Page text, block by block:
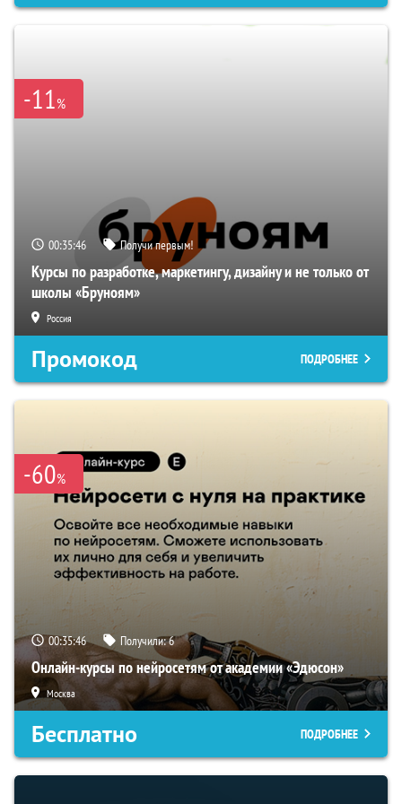
-11%
00:35:45 Получи первым!
Курсы по разработке, маркетингу, дизайну и не только от
школы «Бруноям»
Россия
Промокод ПОДРОБНЕЕ
-60%
00:35:45 Получили:6
Онлайн-курсы по нейросетям от академии «Эдюсон»
Москва
Бесплатно ПОДРОБНЕЕ